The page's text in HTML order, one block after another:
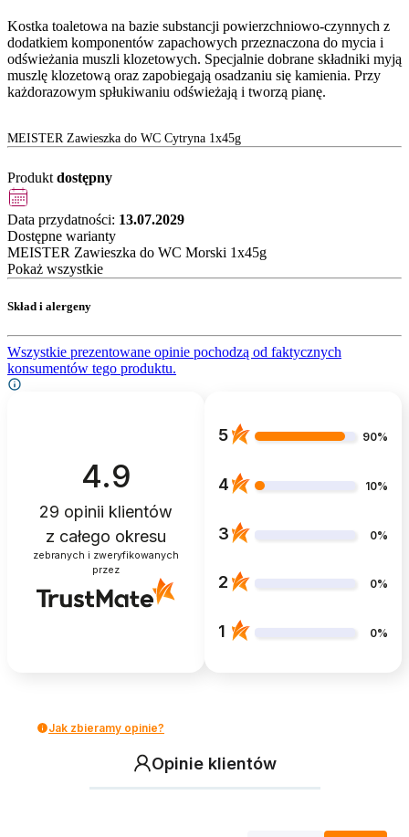
Kostka toaletowa na bazie substancji powierzchniowo-czynnych z
dodatkiem komponentów zapachowych przeznaczona do mycia i
odświeżania muszli klozetowych. Specjalnie dobrane składniki myją
muszlę klozetową oraz zapobiegają osadzaniu się kamienia. Przy
każdorazowym spłukiwaniu odświeżają i tworzą pianę.
MEISTER Zawieszka do WC Cytryna 1x45g
Produkt dostępny
Data przydatności: 13.07.2029
Dostępne warianty
MEISTER Zawieszka do WC Morski 1x45g
Pokaż wszystkie
Skład i alergeny
Wszystkie prezentowane opinie pochodzą od faktycznych
konsumentów tego produktu.
4.9
29 opinii klientów
z całego okresu
zebranych i zweryfikowanych
przez
5 90%
4 10%
3 0%
2 0%
1 0%
Jak zbieramy opinie?
Opinie klientów